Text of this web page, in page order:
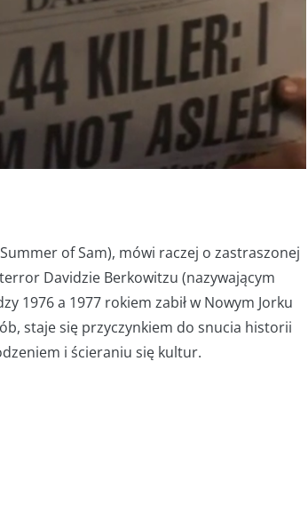
of Sam), mówi raczej o zastraszonej
Davidzie Berkowitzu (nazywającym
1976 a 1977 rokiem zabił w Nowym Jorku
staje się przyczynkiem do snucia historii
i ścieraniu się kultur.